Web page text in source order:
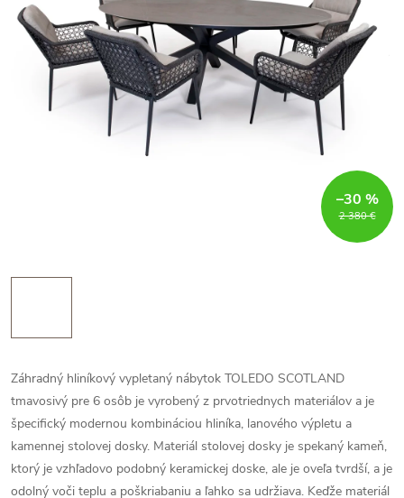
2 380 €
–30 %
Záhradný hliníkový vypletaný nábytok TOLEDO SCOTLAND
tmavosivý pre 6 osôb je vyrobený z prvotriednych materiálov a je
špecifický modernou kombináciou hliníka, lanového výpletu a
kamennej stolovej dosky. Materiál stolovej dosky je spekaný kameň,
ktorý je vzhľadovo podobný keramickej doske, ale je oveľa tvrdší, a je
odolný voči teplu a poškriabaniu a ľahko sa udržiava. Keďže materiál